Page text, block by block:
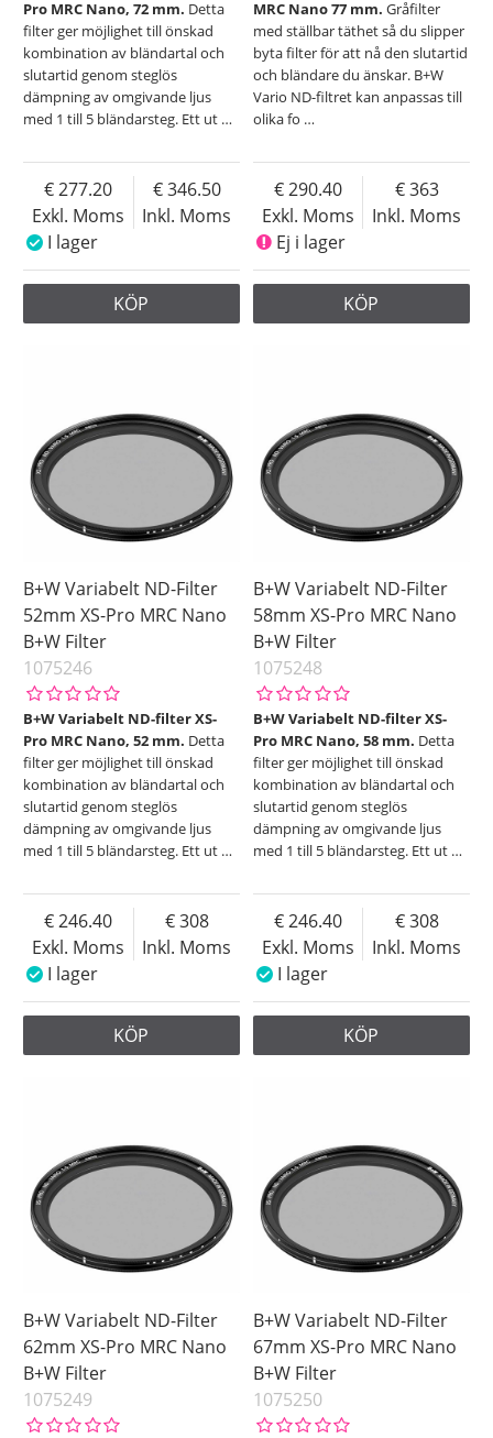
Pro MRC Nano, 72 mm. Detta
filter ger möjlighet till önskad
kombination av bländartal och
slutartid genom steglös
dämpning av omgivande ljus
med 1 till 5 bländarsteg. Ett ut …
Exkl. Moms
277.20
Inkl. Moms
346.50
I lager
KÖP
MRC Nano 77 mm. Gråfilter
med ställbar täthet så du slipper
byta filter för att nå den slutartid
och bländare du änskar. B+W
Vario ND-filtret kan anpassas till
olika fo …
Exkl. Moms
290.40
Inkl. Moms
363
Ej i lager
KÖP
B+W Variabelt ND-Filter
52mm XS-Pro MRC Nano
B+W Filter
1075246
B+W Variabelt ND-filter XS-
Pro MRC Nano, 52 mm. Detta
filter ger möjlighet till önskad
kombination av bländartal och
slutartid genom steglös
dämpning av omgivande ljus
med 1 till 5 bländarsteg. Ett ut …
Exkl. Moms
246.40
Inkl. Moms
308
I lager
KÖP
B+W Variabelt ND-Filter
58mm XS-Pro MRC Nano
B+W Filter
1075248
B+W Variabelt ND-filter XS-
Pro MRC Nano, 58 mm. Detta
filter ger möjlighet till önskad
kombination av bländartal och
slutartid genom steglös
dämpning av omgivande ljus
med 1 till 5 bländarsteg. Ett ut …
Exkl. Moms
246.40
Inkl. Moms
308
I lager
KÖP
B+W Variabelt ND-Filter
62mm XS-Pro MRC Nano
B+W Filter
1075249
B+W Variabelt ND-Filter
67mm XS-Pro MRC Nano
B+W Filter
1075250